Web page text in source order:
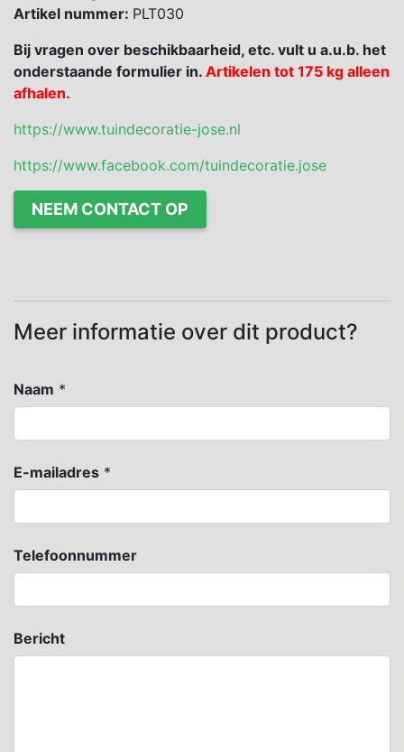
Artikel nummer: PLT030
Bij vragen over beschikbaarheid, etc. vult u a.u.b. het
onderstaande formulier in. Artikelen tot 175 kg alleen
afhalen.
https://www.tuindecoratie-jose.nl
https://www.facebook.com/tuindecoratie.jose
NEEM CONTACT OP
Meer informatie over dit product?
Naam *
E-mailadres *
Telefoonnummer
Bericht